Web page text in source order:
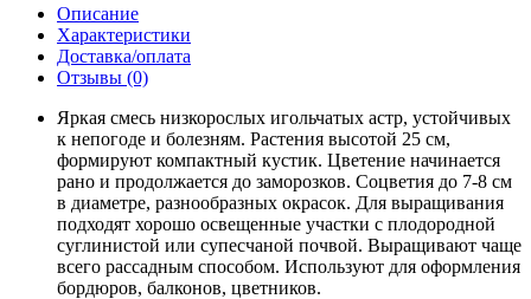
Описание
Характеристики
Доставка/оплата
Отзывы (0)
Яркая смесь низкорослых игольчатых астр, устойчивых
к непогоде и болезням. Растения высотой 25 см,
формируют компактный кустик. Цветение начинается
рано и продолжается до заморозков. Соцветия до 7-8 см
в диаметре, разнообразных окрасок. Для выращивания
подходят хорошо освещенные участки с плодородной
суглинистой или супесчаной почвой. Выращивают чаще
всего рассадным способом. Используют для оформления
бордюров, балконов, цветников.